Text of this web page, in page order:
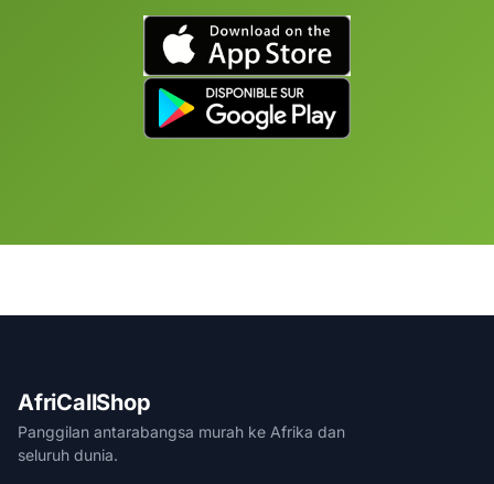
AfriCallShop
Panggilan antarabangsa murah ke Afrika dan
seluruh dunia.